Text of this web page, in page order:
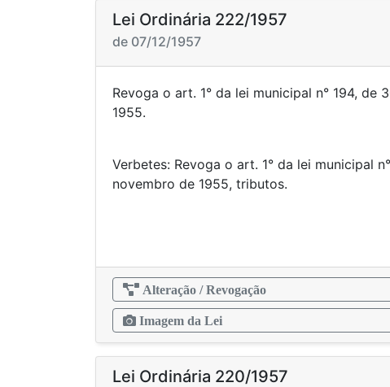
Lei Ordinária 222/1957
de 07/12/1957
Revoga o art. 1° da lei municipal n° 194, de
Verbetes: Revoga o art. 1° da lei municipal
novembro de 1955,
Alteração / Revogação
Imagem da Lei
Lei Ordinária 220/1957